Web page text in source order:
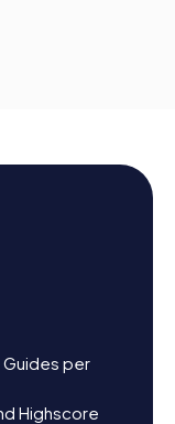
per
Highscore